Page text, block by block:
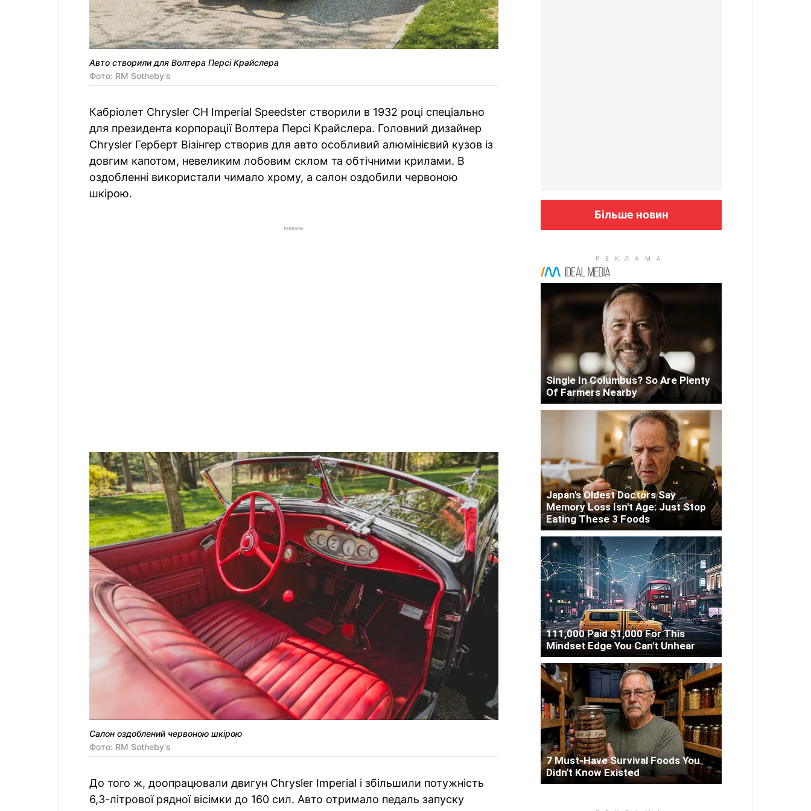
Авто створили для Волтера Персі Крайслера
Фото: RM Sotheby's
Кабріолет Chrysler CH Imperial Speedster створили в 1932 році спеціально
для президента корпорації Волтера Персі Крайслера. Головний дизайнер
Chrysler Герберт Візінгер створив для авто особливий алюмінієвий кузов із
довгим капотом, невеликим лобовим склом та обтічними крилами. В
оздобленні використали чимало хрому, а салон оздобили червоною
шкірою.
РЕКЛАМА
Салон оздоблений червоною шкірою
Фото: RM Sotheby's
До того ж, доопрацювали двигун Chrysler Imperial і збільшили потужність
6,3-літрової рядної вісімки до 160 сил. Авто отримало педаль запуску
Більше новин
Single In Columbus? So Are Plenty
Of Farmers Nearby
Japan's Oldest Doctors Say
Memory Loss Isn't Age: Just Stop
Eating These 3 Foods
111,000 Paid $1,000 For This
Mindset Edge You Can't Unhear
7 Must-Have Survival Foods You
Didn't Know Existed